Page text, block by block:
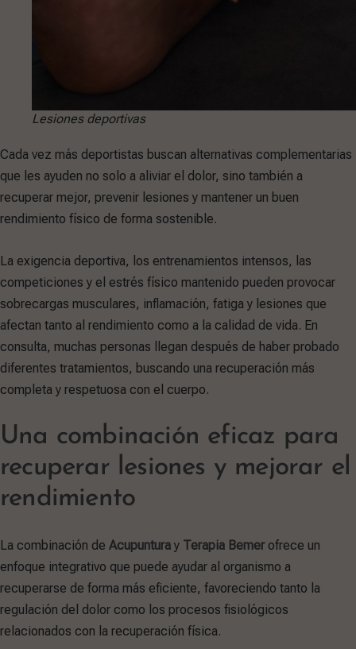
Lesiones deportivas
Cada vez más deportistas buscan alternativas complementarias
que les ayuden no solo a aliviar el dolor, sino también a
recuperar mejor, prevenir lesiones y mantener un buen
rendimiento físico de forma sostenible.
La exigencia deportiva, los entrenamientos intensos, las
competiciones y el estrés físico mantenido pueden provocar
sobrecargas musculares, inflamación, fatiga y lesiones que
afectan tanto al rendimiento como a la calidad de vida. En
consulta, muchas personas llegan después de haber probado
diferentes tratamientos, buscando una recuperación más
completa y respetuosa con el cuerpo.
Una combinación eficaz para
recuperar lesiones y mejorar el
rendimiento
La combinación de Acupuntura y Terapia Bemerofrece un
enfoque integrativo que puede ayudar al organismo a
recuperarse de forma más eficiente, favoreciendo tanto la
regulación del dolor como los procesos fisiológicos
relacionados con la recuperación física.